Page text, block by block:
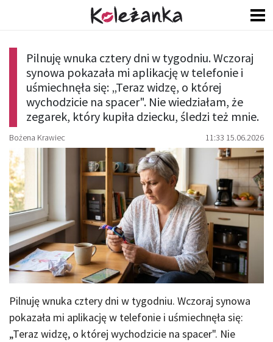
Pilnuję wnuka cztery dni w tygodniu. Wczoraj
synowa pokazała mi aplikację w telefonie i
uśmiechnęła się: „Teraz widzę, o której
wychodzicie na spacer". Nie wiedziałam, że
zegarek, który kupiła dziecku, śledzi też mnie.
Bożena Krawiec 11:33 15.06.2026
Pilnuję wnuka cztery dni w tygodniu. Wczoraj synowa
pokazała mi aplikację w telefonie i uśmiechnęła się:
„Teraz widzę, o której wychodzicie na spacer". Nie